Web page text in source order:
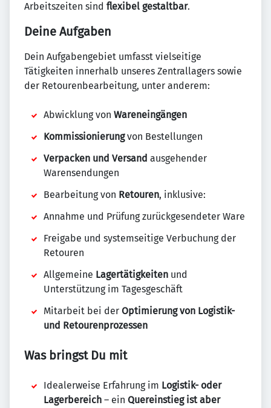
Arbeitszeiten sind flexibel gestaltbar.
Deine Aufgaben
Dein Aufgabengebiet umfasst vielseitige
Tätigkeiten innerhalb unseres Zentrallagers sowie
der Retourenbearbeitung, unter anderem:
Abwicklung von Wareneingängen
Kommissionierungvon Bestellungen
Verpacken und Versand ausgehender
Warensendungen
Bearbeitung von Retouren, inklusive:
Annahme und Prüfung zurückgesendeter Ware
Freigabe und systemseitige Verbuchung der
Retouren
Allgemeine Lagertätigkeiten und
Unterstützung im Tagesgeschäft
Mitarbeit bei der Optimierung von Logistik-
und Retourenprozessen
Was bringst Du mit
Idealerweise Erfahrung im Logistik- oder
Lagerbereich – ein Quereinstieg ist aber